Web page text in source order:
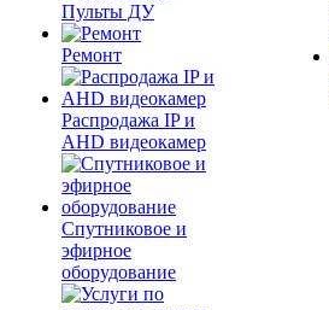
Пульты ДУ
Ремонт
Распродажа IP и
AHD видеокамер
Спутниковое и
эфирное
оборудование